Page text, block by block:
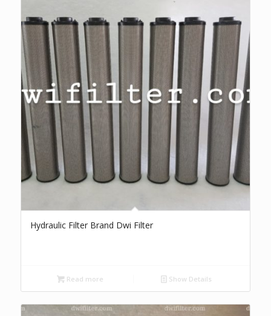
Hydraulic Filter Brand Dwi Filter
Read more Show Details